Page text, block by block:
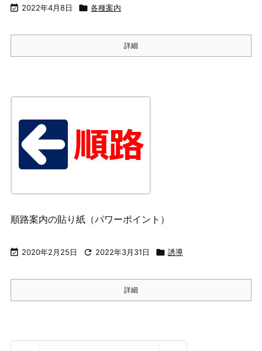
 2022年4月8日  各種案内
詳細
順路案内の貼り紙（パワーポイント）
 2020年2月25日  2022年3月31日  誘導
詳細